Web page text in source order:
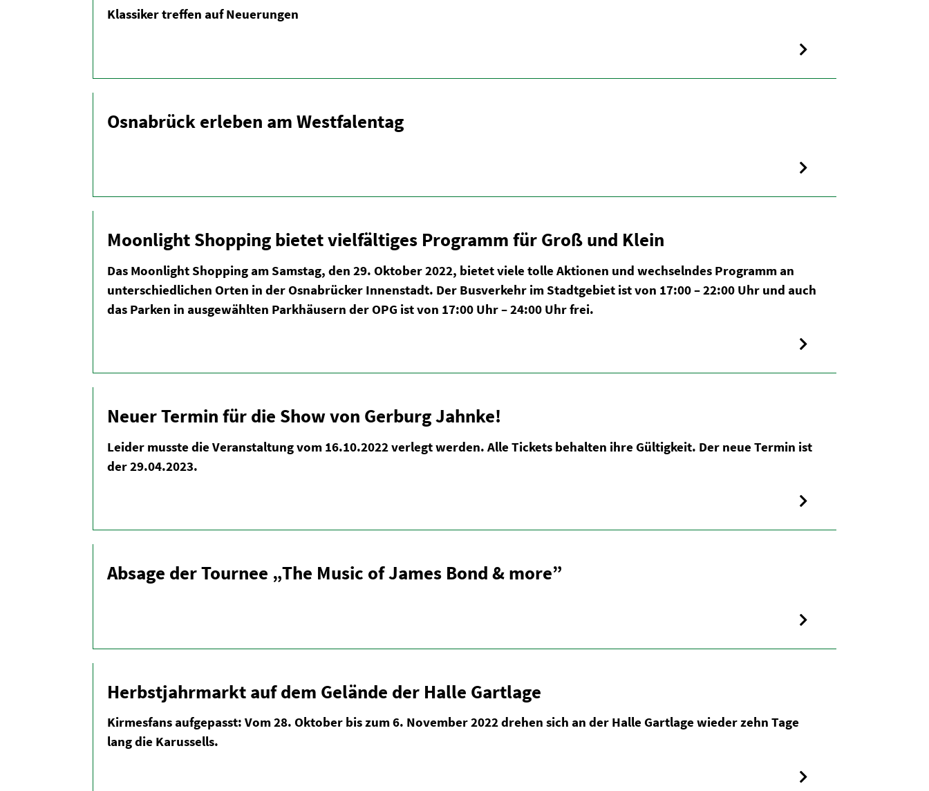
Klassiker treffen auf Neuerungen
Osnabrück erleben am Westfa­lentag
Moonlight Shopping bietet vielfäl­tiges Programm für Groß und Klein
Das Moonlight Shopping am Samstag, den 29. Oktober 2022, bietet viele tolle Aktionen und wechselndes Programm an
unter­schied­lichen Orten in der Osnabrücker Innen­stadt. Der Busverkehr im Stadt­gebiet ist von 17:00 – 22:00 Uhr und auch
das Parken in ausge­wählten Parkhäusern der OPG ist von 17:00 Uhr – 24:00 Uhr frei.
Neuer Termin für die Show von Gerburg Jahnke!
Leider musste die Veran­staltung vom 16.10.2022 verlegt werden. Alle Tickets behalten ihre Gültigkeit. Der neue Termin ist
der 29.04.2023.
Absage der Tournee „The Music of James Bond & more”
Herbst­jahr­markt auf dem Gelände der Halle Gartlage
Kirmesfans aufge­passt: Vom 28. Oktober bis zum 6. November 2022 drehen sich an der Halle Gartlage wieder zehn Tage
lang die Karus­sells.